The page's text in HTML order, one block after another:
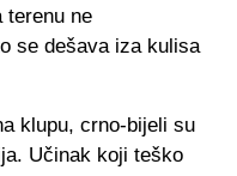
terenu ne
se dešava iza kulisa
klupu, crno-bijeli su
Učinak koji teško